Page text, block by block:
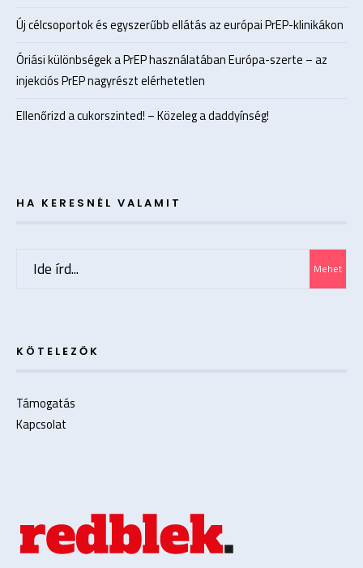
Új célcsoportok és egyszerűbb ellátás az európai PrEP-klinikákon
Óriási különbségek a PrEP használatában Európa-szerte – az
injekciós PrEP nagyrészt elérhetetlen
Ellenőrizd a cukorszinted! – Közeleg a daddyínség!
HA KERESNÉL VALAMIT
Mehet
KÖTELEZŐK
Támogatás
Kapcsolat